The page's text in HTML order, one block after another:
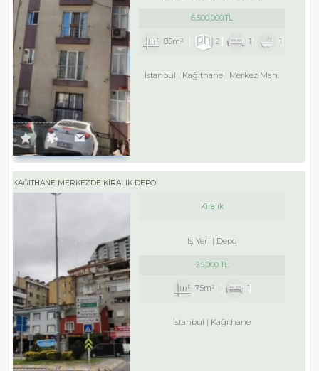
6,500,000 TL
85m² 2 1 1
İstanbul Kağıthane Merkez Mah.
KAĞITHANE MERKEZDE KIRALIK DEPO
Kiralık
İş Yeri Depo
25,000 TL
75m² 1
İstanbul Kağıthane